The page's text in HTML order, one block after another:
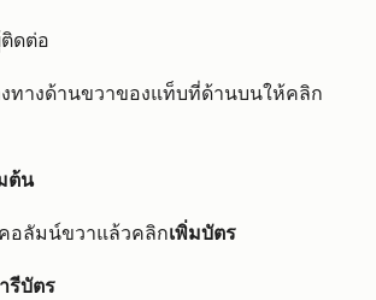
ดต่อ
ทางด้านขวาของแท็บที่ด้านบนให้คลิก
ต้น
คอลัมน์ขวาแล้วคลิกเพิ่มบัตร
รีบัตร